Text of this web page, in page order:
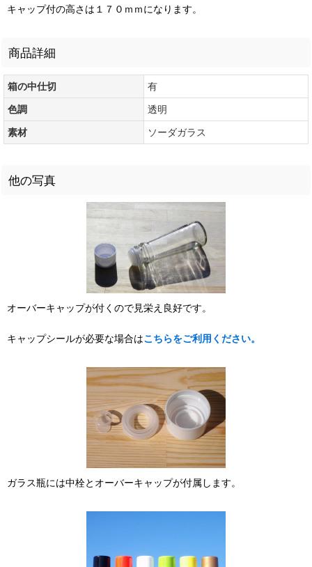
キャップ付の高さは１７０ｍｍになります。
商品詳細
箱の中仕切
有
色調
透明
素材
ソーダガラス
他の写真
オーバーキャップが付くので見栄え良好です。
キャップシールが必要な場合はこちらをご利用ください。
ガラス瓶には中栓とオーバーキャップが付属します。